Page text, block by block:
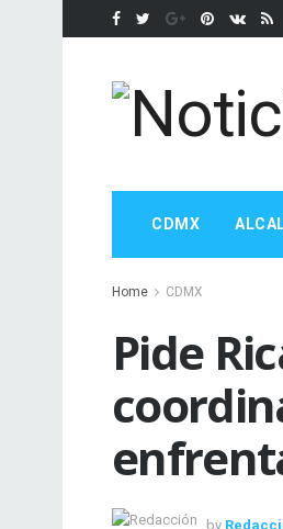
CDMX
Home CDMX
Pide
by